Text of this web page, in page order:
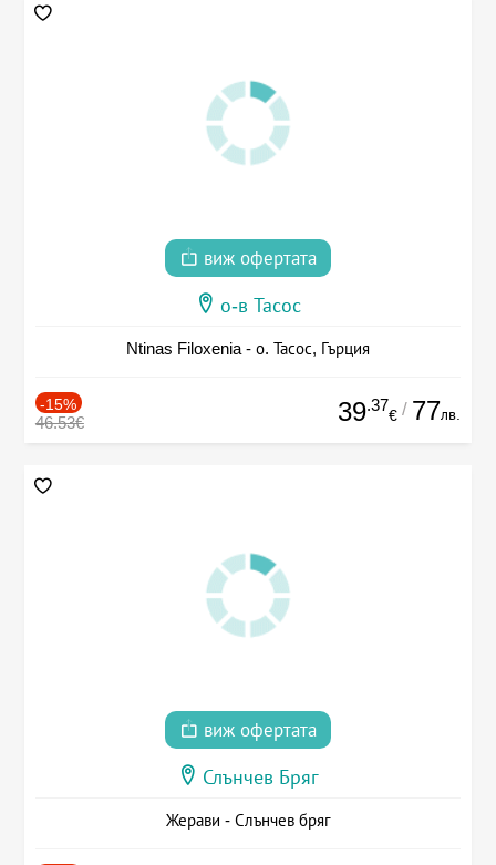
виж офертата
о-в Тасос
Ntinas Filoxenia - о. Тасос, Гърция
-15%
46.53€ 39.37
€ / 77лв.
виж офертата
Слънчев Бряг
Жерави - Слънчев бряг